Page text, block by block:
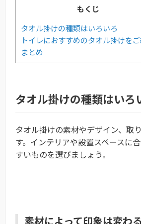
もくじ
タオル掛けの種類はいろいろ
トイレにおすすめのタオル掛けを
まとめ
タオル掛けの種類はいろ
タオル掛けの素材やデザイン、取
す。インテリアや設置スペースに
すいものを選びましょう。
素材によって印象は変わる